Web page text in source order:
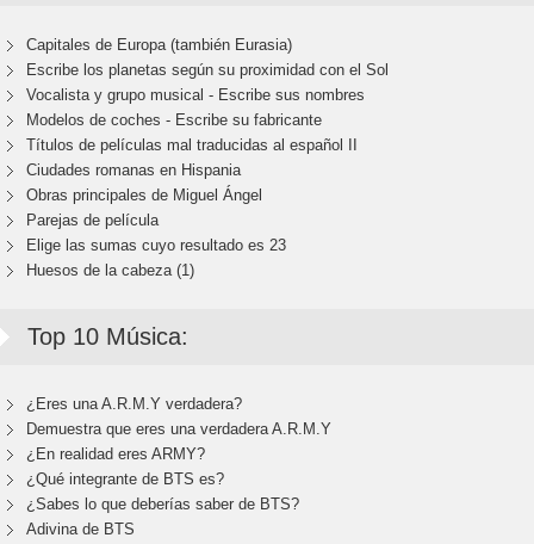
Capitales de Europa (también Eurasia)
Escribe los planetas según su proximidad con el Sol
Vocalista y grupo musical - Escribe sus nombres
Modelos de coches - Escribe su fabricante
Títulos de películas mal traducidas al español II
Ciudades romanas en Hispania
Obras principales de Miguel Ángel
Parejas de película
Elige las sumas cuyo resultado es 23
Huesos de la cabeza (1)
Top 10 Música:
¿Eres una A.R.M.Y verdadera?
Demuestra que eres una verdadera A.R.M.Y
¿En realidad eres ARMY?
¿Qué integrante de BTS es?
¿Sabes lo que deberías saber de BTS?
Adivina de BTS